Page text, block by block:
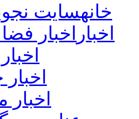
خانهسایت
اخبار اخبار